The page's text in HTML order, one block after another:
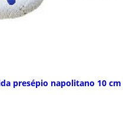
presépio napolitano 10 cm